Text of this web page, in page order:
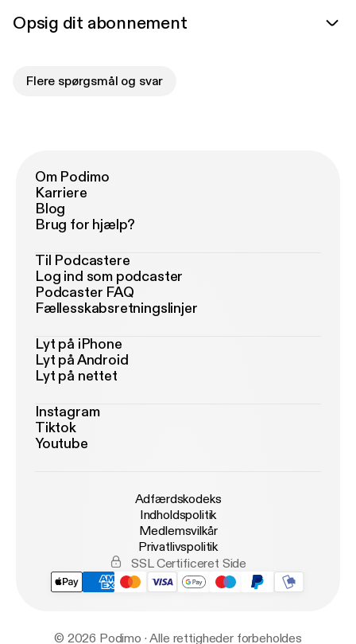
Opsig dit abonnement
Flere spørgsmål og svar
Om Podimo
Karriere
Blog
Brug for hjælp?
Til Podcastere
Log ind som podcaster
Podcaster FAQ
Fællesskabsretningslinjer
Lyt på iPhone
Lyt på Android
Lyt på nettet
Instagram
Tiktok
Youtube
Adfærdskodeks
Indholdspolitik
Medlemsvilkår
Privatlivspolitik
SSL Certificeret Side
© 2026 Podimo · Alle rettigheder forbeholdes